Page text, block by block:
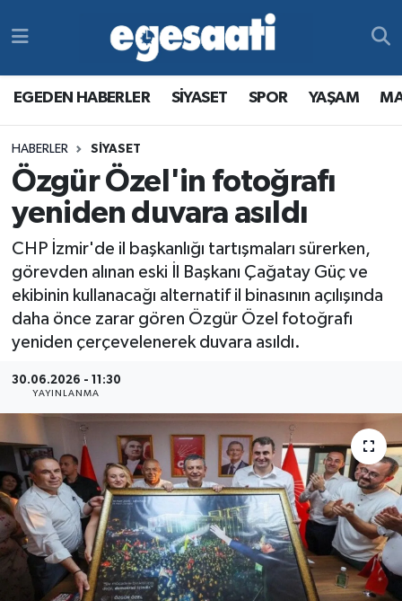
EGEDEN HABERLER SİYASET SPOR YAŞAM
HABERLER SİYASET
Özgür Özel'in fotoğrafı
yeniden duvara asıldı
CHP İzmir'de il başkanlığı tartışmaları sürerken,
görevden alınan eski İl Başkanı Çağatay Güç ve
ekibinin kullanacağı alternatif il binasının açılışında
daha önce zarar gören Özgür Özel fotoğrafı
yeniden çerçevelenerek duvara asıldı.
30.06.2026 - 11:30
YAYINLANMA
MAGAZİN
RESMİ REKLAMLAR
YAŞAM
MAGAZİN
RESMİ REKLAMLAR
Egemax TV
Süper Lig Puan Durumu ve Fikstür
Tüm Manşetler
Son Dakika Haberleri
Haber Arşivi